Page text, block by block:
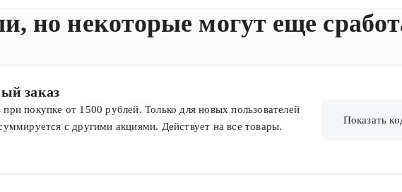
но некоторые могут еще
заказ
покупке от 1500 рублей. Только для новых пользователей
с другими акциями. Действует на все товары.
Показать